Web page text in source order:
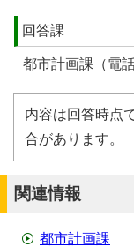
回答課
都市計画課（電
内容は回答時点
合があります。
関連情報
都市計画課